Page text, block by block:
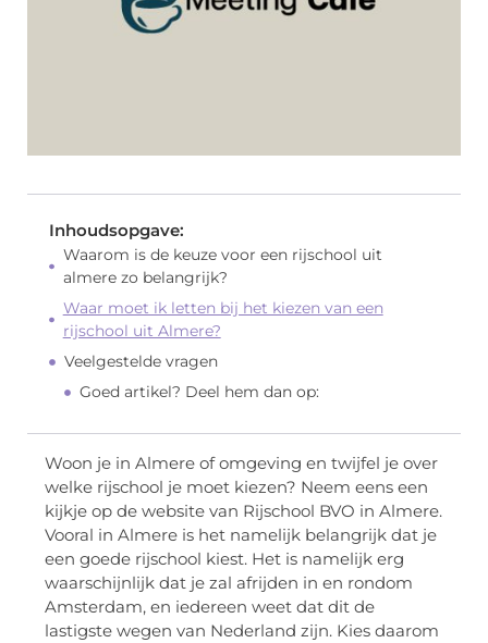
Inhoudsopgave:
Waarom is de keuze voor een rijschool uit
almere zo belangrijk?
Waar moet ik letten bij het kiezen van een
rijschool uit Almere?
Veelgestelde vragen
Goed artikel? Deel hem dan op:
Woon je in Almere of omgeving en twijfel je over
welke rijschool je moet kiezen? Neem eens een
kijkje op de website van Rijschool BVO in Almere.
Vooral in Almere is het namelijk belangrijk dat je
een goede rijschool kiest. Het is namelijk erg
waarschijnlijk dat je zal afrijden in en rondom
Amsterdam, en iedereen weet dat dit de
lastigste wegen van Nederland zijn. Kies daarom